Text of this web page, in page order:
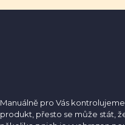
Manuálně pro Vás
produkt, přesto se může stát,